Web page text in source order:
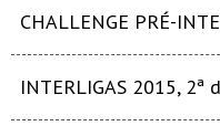
CHALLENGE PRÉ-
INTERLIGAS 2015, 2ª